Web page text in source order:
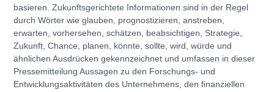
basieren. Zukunftsgerichtete Informationen sind in der Regel
durch Wörter wie glauben, prognostizieren, anstreben,
erwarten, vorhersehen, schätzen, beabsichtigen, Strategie,
Zukunft, Chance, planen, könnte, sollte, wird, würde und
ähnlichen Ausdrücken gekennzeichnet und umfassen in dieser
Pressemitteilung Aussagen zu den Forschungs- und
Entwicklungsaktivitäten des Unternehmens, den finanziellen